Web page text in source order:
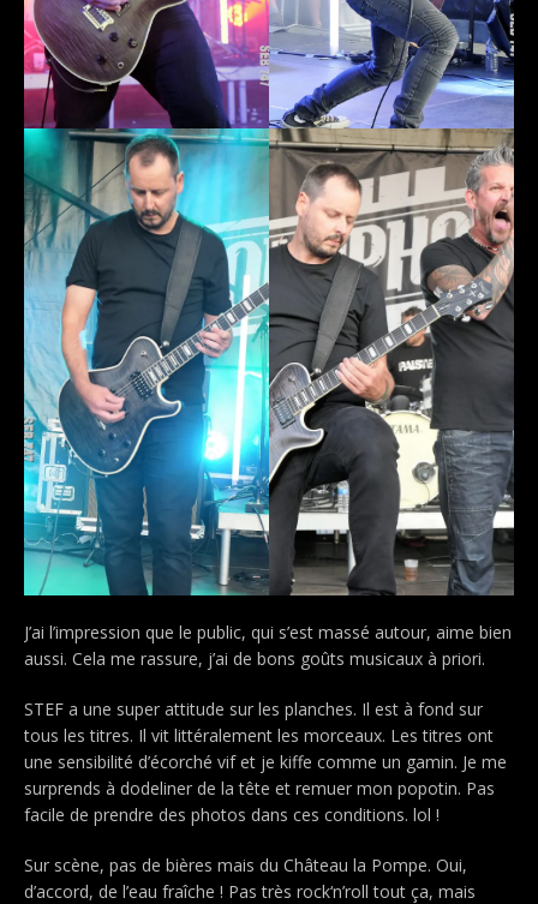
J’ai l’impression que le public, qui s’est massé autour, aime bien
aussi. Cela me rassure, j’ai de bons goûts musicaux à priori.
STEF a une super attitude sur les planches. Il est à fond sur
tous les titres. Il vit littéralement les morceaux. Les titres ont
une sensibilité d’écorché vif et je kiffe comme un gamin. Je me
surprends à dodeliner de la tête et remuer mon popotin. Pas
facile de prendre des photos dans ces conditions. lol !
Sur scène, pas de bières mais du Château la Pompe. Oui,
d’accord, de l’eau fraîche ! Pas très rock‘n’roll tout ça, mais